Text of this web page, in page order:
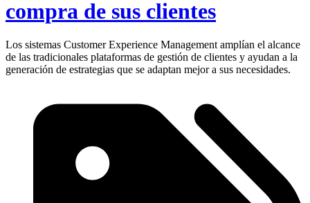
compra de sus clientes
Los sistemas Customer Experience Management amplían el alcance
de las tradicionales plataformas de gestión de clientes y ayudan a la
generación de estrategias que se adaptan mejor a sus necesidades.